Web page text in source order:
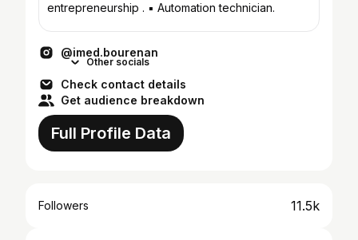
entrepreneurship . ▪️ Automation technician.
@imed.bourenan
Other socials
Check contact details
Get audience breakdown
Full Profile Data
Followers 11.5k